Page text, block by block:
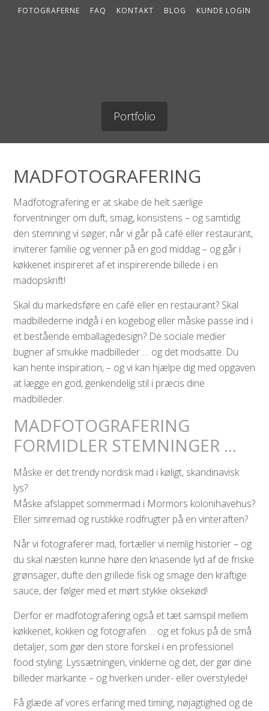
FOTOGRAFERNE FAQ KONTAKT BLOG KUNDE LOGIN
Portfolio
MADFOTOGRAFERING
Madfotografering er at skabe de helt særlige
forventninger om duft, smag, konsistens – og samtidig
den stemning vi søger, når vi går på café eller restaurant,
inviterer familie og venner på en god middag – og går i
køkkenet inspireret af et inspirerende billede i en
madopskrift!
Skal du markedsføre en café eller en restaurant? Skal
madbillederne indgå i en kogebog eller måske passe ind i
et bestående emballagedesign? De sociale medier
bugner af smukke madbilleder … og det modsatte. Du
kan hente inspiration, – og vi kan hjælpe dig med opgaven
at lægge en god, genkendelig stil i præcis dine
madbilleder.
MADFOTOGRAFERING
FORMIDLER STEMNINGER …
Måske er det trendy nordisk mad i køligt, skandinavisk
lys?
Måske afslappet sommermad i Mormors kolonihavehus?
Eller simremad og rustikke rodfrugter på en vinteraften?
Når vi fotograferer mad, fortæller vi nemlig historier – og
du skal næsten kunne høre den knasende lyd af de friske
grønsager, dufte den grillede fisk og smage den kraftige
sauce, der følger med et mørt stykke oksekød!
Derfor er madfotografering også et tæt samspil mellem
køkkenet, kokken og fotografen … og et fokus på de små
detaljer, som gør den store forskel i en professionel
food styling: Lyssætningen, vinklerne og det, der gør dine
billeder markante – og hverken under- eller overstylede!
Få glæde af vores erfaring med timing, nøjagtighed og de